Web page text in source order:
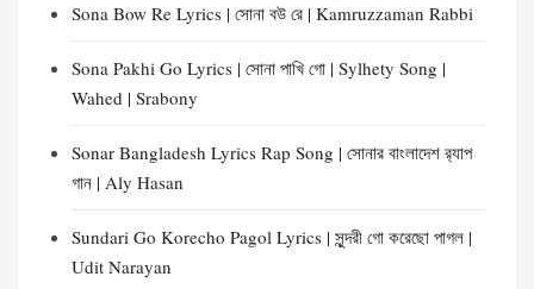
Sona Bow Re Lyrics | সোনা বউ রে | Kamruzzaman Rabbi
Sona Pakhi Go Lyrics | সোনা পাখি গো | Sylhety Song |
Wahed | Srabony
Sonar Bangladesh Lyrics Rap Song | সোনার বাংলাদেশ র‍্যাপ
গান | Aly Hasan
Sundari Go Korecho Pagol Lyrics | সুন্দরী গো করেছো পাগল |
Udit Narayan